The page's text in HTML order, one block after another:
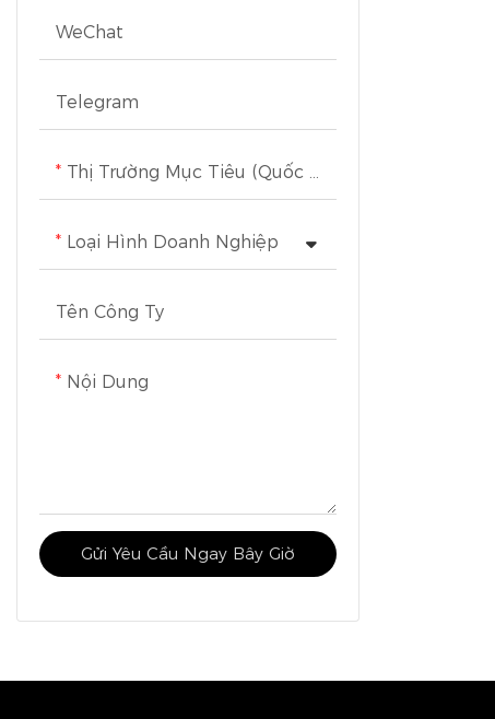
WeChat
Telegram
Thị Trường Mục Tiêu (Quốc Gia Hoặc Khu Vực)
Loại Hình Doanh Nghiệp
Tên Công Ty
Nội Dung
Gửi Yêu Cầu Ngay Bây Giờ